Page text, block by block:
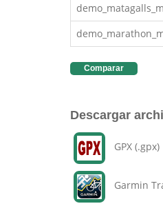
Comparar
Descargar
GPX (.gpx)
Garmin